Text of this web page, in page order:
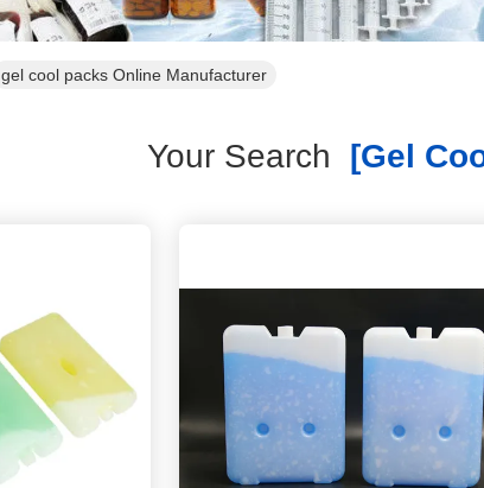
gel cool packs Online Manufacturer
Your Search [gel